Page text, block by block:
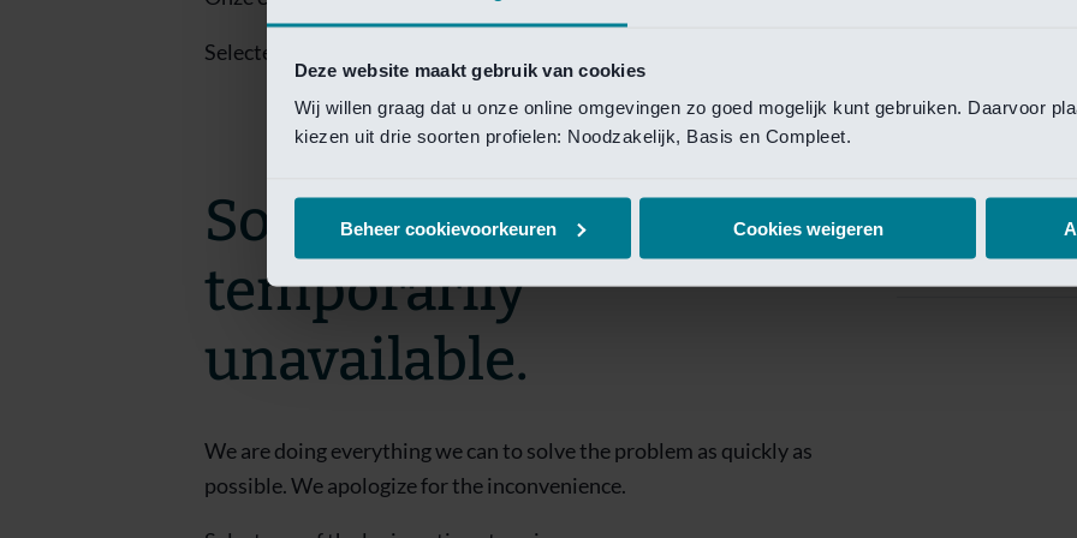
Deze website maakt gebruik van cookies
Wij willen graag dat u onze online omgevingen zo goed mogelijk kunt gebruiken. Daarvoor
kiezen uit drie soorten profielen: Noodzakelijk, Basis en Compleet.
Beheer cookievoorkeuren Cookies weigeren
Van Lanschot
Selecteer een van de login opties om toegang te krijgen.
Sorry! This page is
temporarily
unavailable.
We are doing everything we can to solve the problem as quickly as
possible. We apologize for the inconvenience.